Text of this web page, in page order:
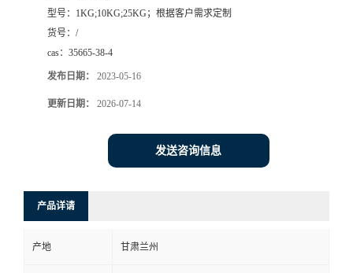
型号： 1KG;10KG;25KG；根据客户需求定制
货号： /
cas： 35665-38-4
发布日期： 2023-05-16
更新日期： 2026-07-14
发送咨询信息
产品详请
产地 甘肃兰州